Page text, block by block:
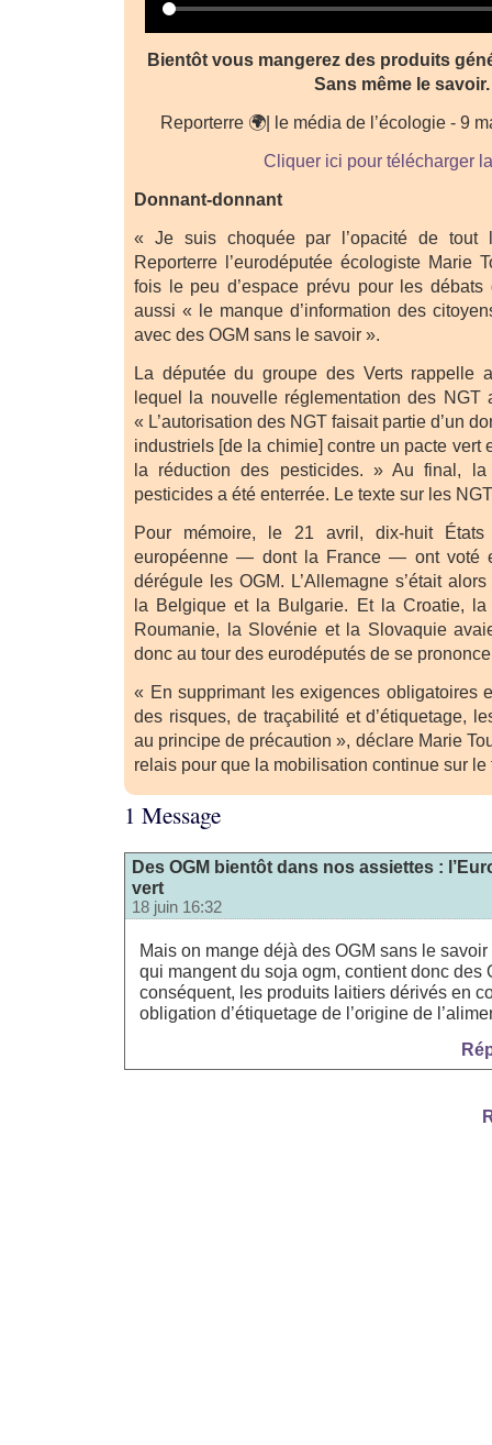
Bientôt vous mangerez des produits
Sans même le savoir.
Reporterre 🌍| le média de l’écologie - 9
Cliquer ici pour télécharger
Donnant-donnant
« Je suis choquée par l’opacité de tout
Reporterre l’eurodéputée écologiste Marie
fois le peu d’espace prévu pour les débats
aussi « le manque d’information des
avec des OGM sans le savoir ».
La députée du groupe des Verts rappelle
lequel la nouvelle réglementation des NGT
« L’autorisation des NGT faisait partie d’un
industriels [de la chimie] contre un pacte vert
la réduction des pesticides. » Au final, la
pesticides a été enterrée. Le texte sur les
Pour mémoire, le 21 avril, dix-huit États
européenne — dont la France — ont voté
dérégule les OGM. L’Allemagne s’était
la Belgique et la Bulgarie. Et la Croatie, la
Roumanie, la Slovénie et la Slovaquie
donc au tour des eurodéputés de se
« En supprimant les exigences obligatoires
des risques, de traçabilité et d’étiquetage,
au principe de précaution », déclare Marie
relais pour que la mobilisation continue sur
1 Message
Des OGM bientôt dans nos assiettes :
vert
18 juin 16:32
Mais on mange déjà des OGM sans le
qui mangent du soja ogm, contient donc des
conséquent, les produits laitiers dérivés en
obligation d’étiquetage de l’origine de